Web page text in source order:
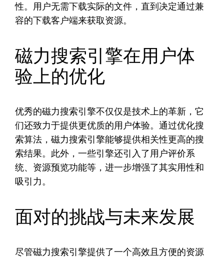
性。用户无需下载实际的文件，直到决定通过兼
容的下载客户端来获取资源。
磁力搜索引擎在用户体
验上的优化
优秀的磁力搜索引擎不仅仅是技术上的革新，它
们还致力于提供更优质的用户体验。通过优化搜
索算法，磁力搜索引擎能够提供相关性更高的搜
索结果。此外，一些引擎还引入了用户评价系
统、资源预览功能等，进一步增强了其实用性和
吸引力。
面对的挑战与未来发展
尽管磁力搜索引擎提供了一个高效且方便的资源